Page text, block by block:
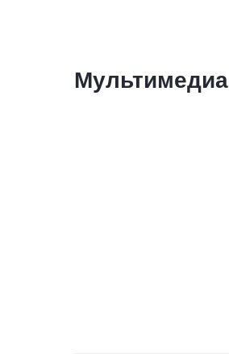
Мультимедиа